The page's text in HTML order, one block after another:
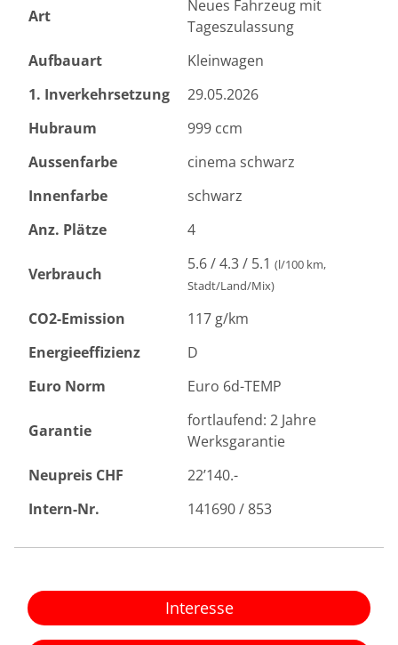
Art
Neues Fahrzeug mit
Tageszulassung
Aufbauart
Kleinwagen
1. Inverkehrsetzung
29.05.2026
Hubraum
999 ccm
Aussenfarbe
cinema schwarz
Innenfarbe
schwarz
Anz. Plätze
4
Verbrauch
5.6 / 4.3 / 5.1 (l/100 km,
Stadt/Land/Mix)
CO2-Emission
117 g/km
Energieeffizienz
D
Euro Norm
Euro 6d-TEMP
Garantie
fortlaufend: 2 Jahre
Werksgarantie
Neupreis CHF
22’140.-
Intern-Nr.
141690 / 853
Interesse